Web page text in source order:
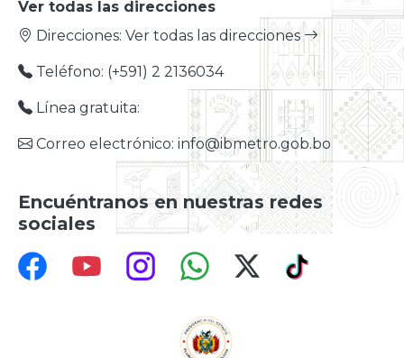
Ver todas las direcciones
Direcciones: Ver todas las direcciones
Teléfono: (+591) 2 2136034
Línea gratuita:
Correo electrónico: info@ibmetro.gob.bo
Encuéntranos en nuestras redes
sociales